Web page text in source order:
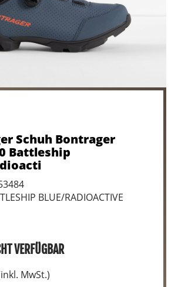
Schuh Bontrager
Battleship
BLUE/RADIOACTIVE
VERFÜGBAR
MwSt.)